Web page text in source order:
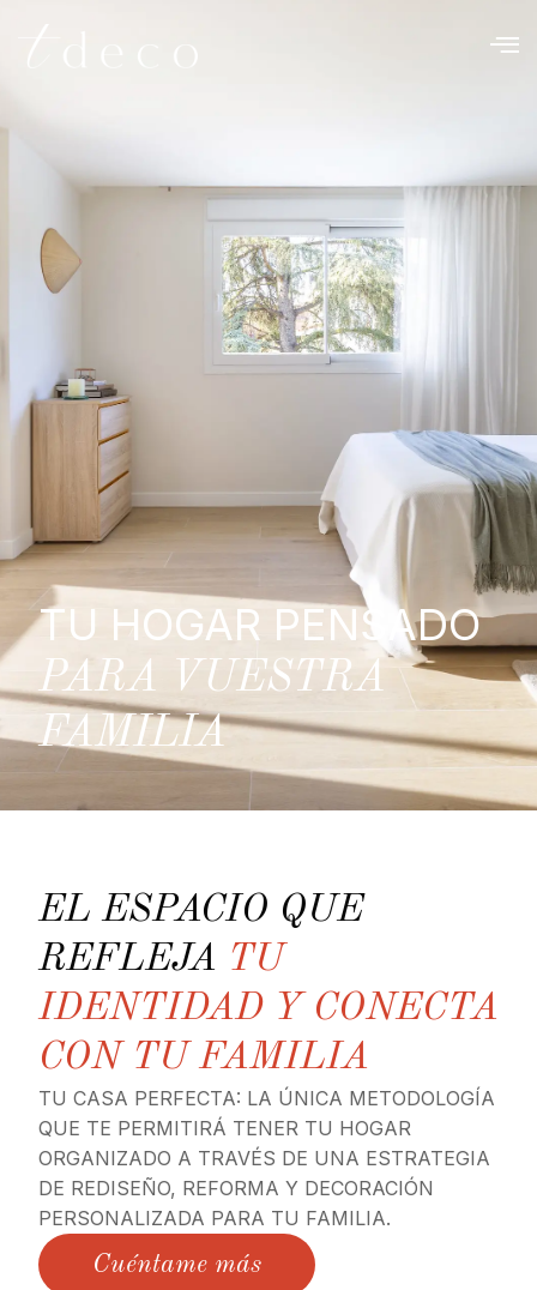
TU HOGAR PENSADO
PARA VUESTRA
FAMILIA
EL ESPACIO QUE
REFLEJA TU
IDENTIDAD Y CONECTA
CON TU FAMILIA
TU CASA PERFECTA: LA ÚNICA METODOLOGÍA
QUE TE PERMITIRÁ TENER TU HOGAR
ORGANIZADO A TRAVÉS DE UNA ESTRATEGIA
DE REDISEÑO, REFORMA Y DECORACIÓN
PERSONALIZADA PARA TU FAMILIA.
Cuéntame más